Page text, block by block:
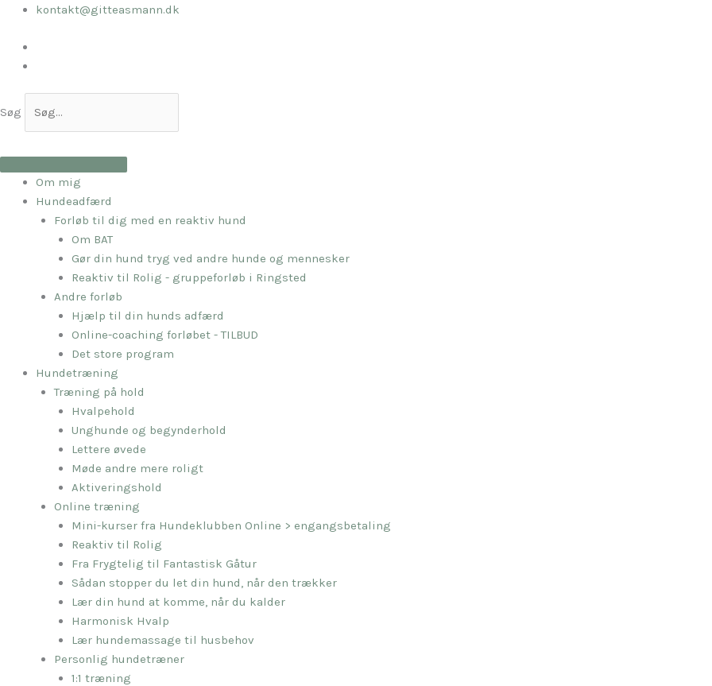
indholdet
kontakt@gitteasmann.dk
Søg
Om mig
Hundeadfærd
Forløb til dig med en reaktiv hund
Om BAT
Gør din hund tryg ved andre hunde og mennesker
Reaktiv til Rolig - gruppeforløb i Ringsted
Andre forløb
Hjælp til din hunds adfærd
Online-coaching forløbet - TILBUD
Det store program
Hundetræning
Træning på hold
Hvalpehold
Unghunde og begynderhold
Lettere øvede
Møde andre mere roligt
Aktiveringshold
Online træning
Mini-kurser fra Hundeklubben Online > engangsbetaling
Reaktiv til Rolig
Fra Frygtelig til Fantastisk Gåtur
Sådan stopper du let din hund, når den trækker
Lær din hund at komme, når du kalder
Harmonisk Hvalp
Lær hundemassage til husbehov
Personlig hundetræner
1:1 træning